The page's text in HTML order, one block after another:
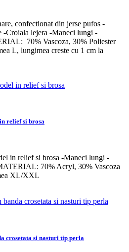
confectionat din jerse pufos -
-Croiala lejera -Maneci lungi -
70% Vascoza, 30% Poliester
L, lungimea creste cu 1 cm la
relief si brosa
in relief si brosa -Maneci lungi -
70% Acryl, 30% Vascoza
XL/XXL
crosetata si nasturi tip perla